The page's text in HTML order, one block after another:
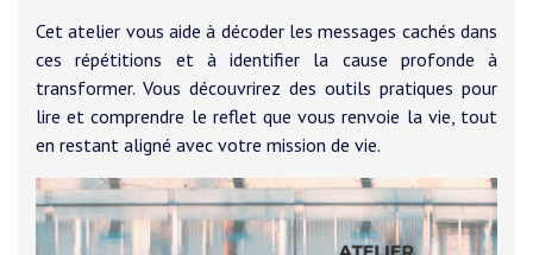
Cet atelier vous aide à décoder les messages cachés dans
ces répétitions et à identifier la cause profonde à
transformer. Vous découvrirez des outils pratiques pour
lire et comprendre le reflet que vous renvoie la vie, tout
en restant aligné avec votre mission de vie.